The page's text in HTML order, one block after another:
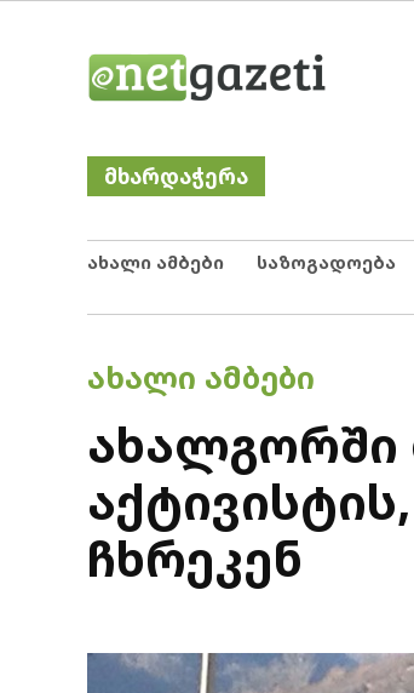
მხარდაჭერა
ახალი ამბები საზოგადოება
POSTED
ᲐᲮᲐᲚᲘ ᲐᲛᲑᲔᲑᲘ
ახალგორში
ჩხრეკენ